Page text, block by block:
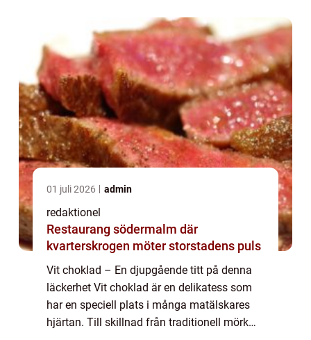
01 juli 2026 admin
redaktionel
Restaurang södermalm där
kvarterskrogen möter storstadens puls
Vit choklad – En djupgående titt på denna
läckerhet Vit choklad är en delikatess som
har en speciell plats i många matälskares
hjärtan. Till skillnad från traditionell mörk